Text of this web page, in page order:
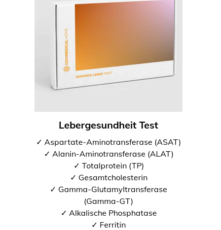
Lebergesundheit Test
✓ Aspartate-Aminotransferase (ASAT)
✓ Alanin-Aminotransferase (ALAT)
✓ Totalprotein (TP)
✓ Gesamtcholesterin
✓ Gamma-Glutamyltransferase
(Gamma-GT)
✓ Alkalische Phosphatase
✓ Ferritin